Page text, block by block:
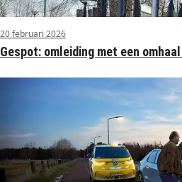
20 februari 2026
Gespot: omleiding met een